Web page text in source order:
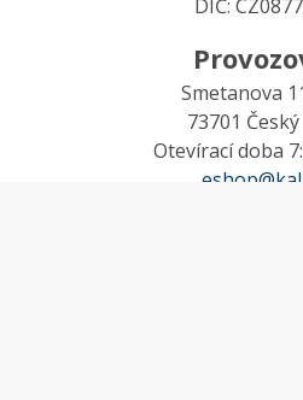
DIČ:
Smetanova
73701
Otevírací doba